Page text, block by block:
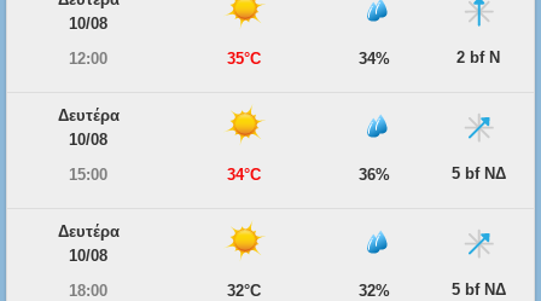
10/08
12:00
35°C 34% 2 bf Ν
Δευτέρα
10/08
15:00
34°C 36% 5 bf ΝΔ
Δευτέρα
10/08
18:00
32°C 32% 5 bf ΝΔ